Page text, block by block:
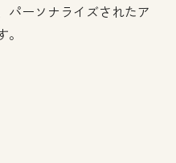
パーソナライズされたア